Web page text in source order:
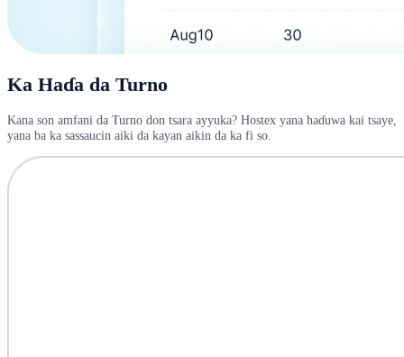
Ka Haɗa da Turno
Kana son amfani da Turno don tsara ayyuka? Hostex yana haɗuwa kai tsaye,
yana ba ka sassaucin aiki da kayan aikin da ka fi so.